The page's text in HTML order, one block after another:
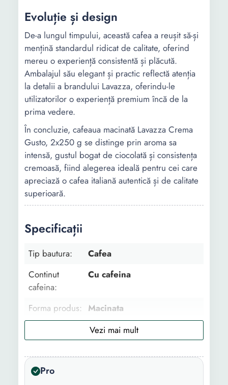
Evoluție și design
De-a lungul timpului, această cafea a reușit să-și
mențină standardul ridicat de calitate, oferind
mereu o experiență consistentă și plăcută.
Ambalajul său elegant și practic reflectă atenția
la detalii a brandului Lavazza, oferindu-le
utilizatorilor o experiență premium încă de la
prima vedere.
În concluzie, cafeaua macinată Lavazza Crema
Gusto, 2x250 g se distinge prin aroma sa
intensă, gustul bogat de ciocolată și consistența
cremoasă, fiind alegerea ideală pentru cei care
apreciază o cafea italiană autentică și de calitate
superioară.
Specificații
Tip bautura:
Cafea
Continut
cafeina:
Cu cafeina
Forma produs:
Macinata
Cafea Condimente
Nivel prajire:
Pro